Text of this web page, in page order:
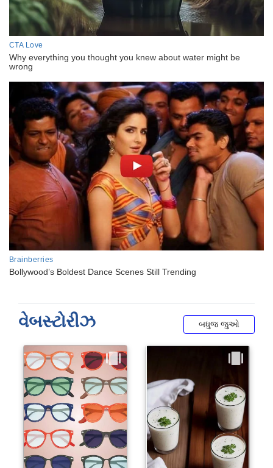
વેબસ્ટોરીઝ બધુજ જુઓ